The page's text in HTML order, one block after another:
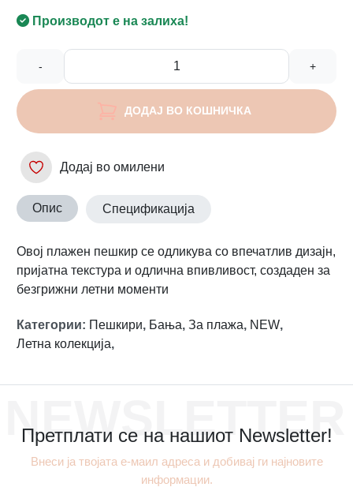
Производот е на залиха!
- +
ДОДАЈ ВО КОШНИЧКА
Додај во омилени
Опис Спецификација
Овој плажен пешкир се одликува со впечатлив дизајн,
пријатна текстура и одлична впивливост, создаден за
безгрижни летни моменти
Категории: Пешкири, Бања, За плажа, NEW,
Летна колекција,
NEWSLETTER
Претплати се на нашиот Newsletter!
Внеси ја твојата е-маил адреса и добивај ги најновите
информации.